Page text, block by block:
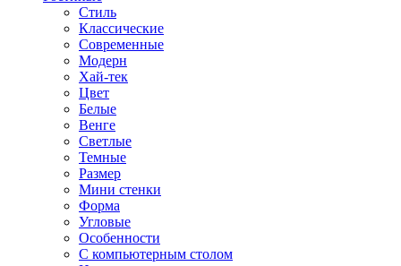
Стиль
Классические
Современные
Модерн
Хай-тек
Цвет
Белые
Венге
Светлые
Темные
Размер
Мини стенки
Форма
Угловые
Особенности
С компьютерным столом